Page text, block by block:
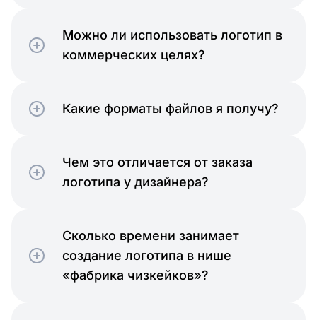
Можно ли использовать логотип в
коммерческих целях?
Какие форматы файлов я получу?
Чем это отличается от заказа
логотипа у дизайнера?
Сколько времени занимает
создание логотипа в нише
«фабрика чизкейков»?